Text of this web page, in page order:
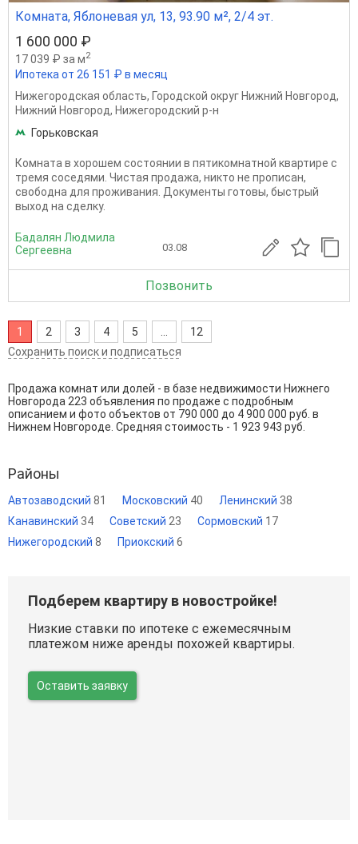
Комната, Яблоневая ул, 13, 93.90 м², 2/4 эт.
1 600 000 ₽
17 039 ₽ за м2
Ипотека от 26 151 ₽ в месяц
Нижегородская область, Городской округ Нижний Новгород,
Нижний Новгород, Нижегородский р-н
Горьковская
Комната в хорошем состоянии в пятикомнатной квартире с
тремя соседями. Чистая продажа, никто не прописан,
свободна для проживания. Документы готовы, быстрый
выход на сделку.
Бадалян Людмила
Сергеевна
03.08
Позвонить
1 2 3 4 5 ...
12
Сохранить поиск и подписаться
Продажа комнат или долей - в базе недвижимости Нижнего
Новгорода 223 объявления по продаже с подробным
описанием и фото объектов от 790 000 до 4 900 000 руб. в
Нижнем Новгороде. Средняя стоимость - 1 923 943 руб.
Районы
Автозаводский 81 Московский 40 Ленинский 38
Канавинский 34 Советский 23 Сормовский 17
Нижегородский 8 Приокский 6
Подберем квартиру в новостройке!
Низкие ставки по ипотеке с ежемесячным
платежом ниже аренды похожей квартиры.
Оставить заявку